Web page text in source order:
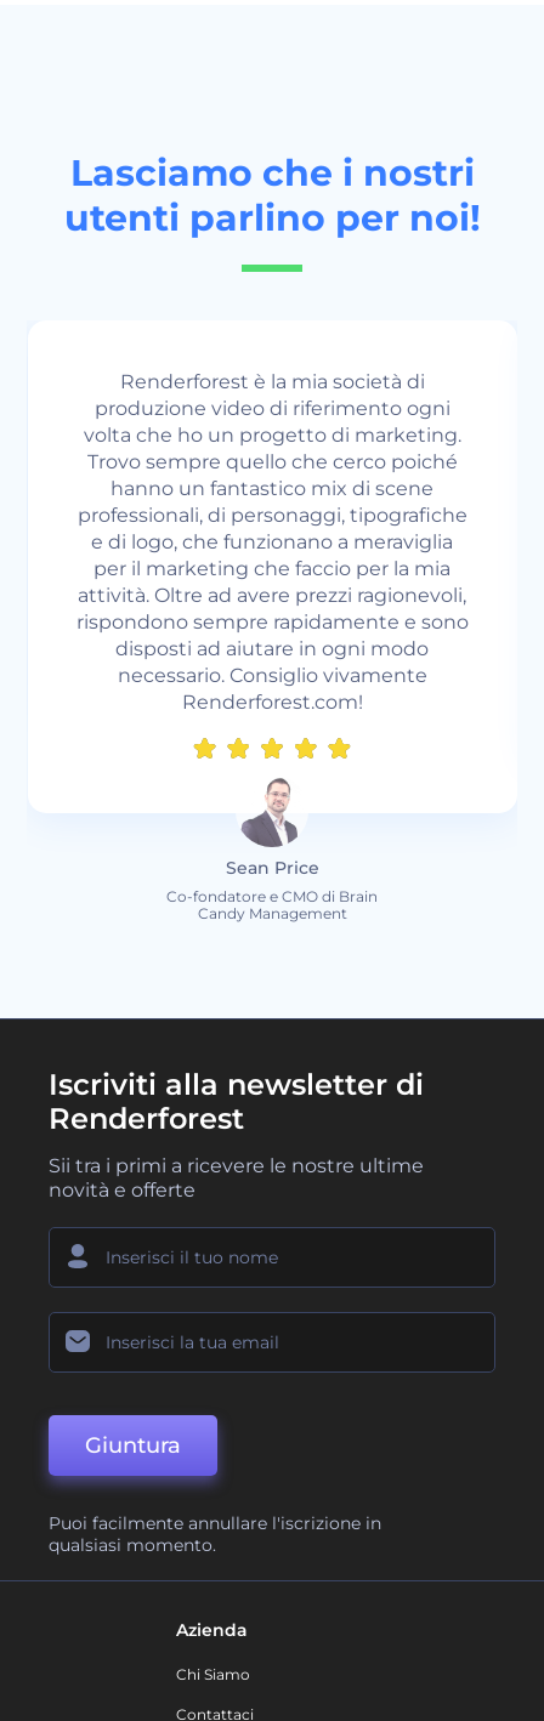
Lasciamo che i nostri
utenti parlino per noi!
Ci piace usare Renderforest. Ci sono
diversi modi in cui puoi integrare e
implementare le tue idee e visioni in
modelli colorati e che attirano
l'attenzione. Le probabilità che un
utente finale guardi il tuo video sono
molto più alte rispetto a un testo con
immagini. Oltre la metà dei
professionisti del marketing mondiale
può dirti che i video sono il miglior tipo
di contenuto con il miglior ROI.
Nicholas Weir
Responsabile Marketing
Iscriviti alla newsletter di
Renderforest
Sii tra i primi a ricevere le nostre ultime
novità e offerte
Giuntura
Puoi facilmente annullare l'iscrizione in
qualsiasi momento.
Azienda
Chi Siamo
Contattaci